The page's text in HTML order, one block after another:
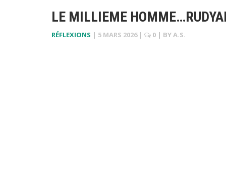
LE MILLIEME
RÉFLEXIONS | 5 MARS 2026 | 0 | BYA.S.